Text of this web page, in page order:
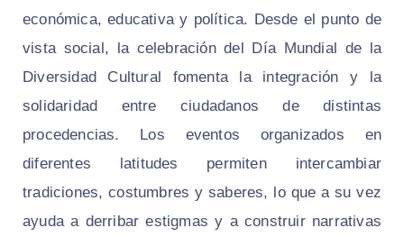
económica, educativa y política. Desde el punto de
vista social, la celebración del Día Mundial de la
Diversidad Cultural fomenta la integración y la
solidaridad entre ciudadanos de distintas
procedencias. Los eventos organizados en
diferentes latitudes permiten intercambiar
tradiciones, costumbres y saberes, lo que a su vez
ayuda a derribar estigmas y a construir narrativas